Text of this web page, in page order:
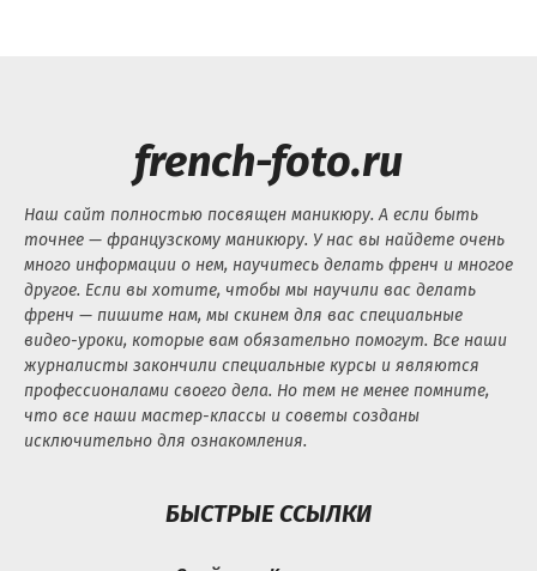
french-foto.ru
Наш сайт полностью посвящен маникюру. А если быть
точнее — французскому маникюру. У нас вы найдете очень
много информации о нем, научитесь делать френч и многое
другое. Если вы хотите, чтобы мы научили вас делать
френч — пишите нам, мы скинем для вас специальные
видео-уроки, которые вам обязательно помогут. Все наши
журналисты закончили специальные курсы и являются
профессионалами своего дела. Но тем не менее помните,
что все наши мастер-классы и советы созданы
исключительно для ознакомления.
БЫСТРЫЕ ССЫЛКИ